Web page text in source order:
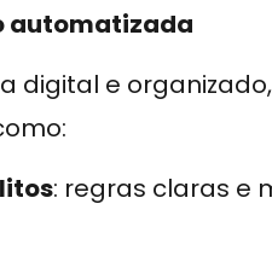
automatizada
digital e
: regras claras e